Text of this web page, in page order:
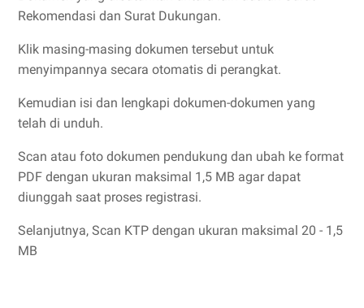
Rekomendasi dan Surat Dukungan.
Klik masing-masing dokumen tersebut untuk
menyimpannya secara otomatis di perangkat.
Kemudian isi dan lengkapi dokumen-dokumen yang
telah di unduh.
Scan atau foto dokumen pendukung dan ubah ke format
PDF dengan ukuran maksimal 1,5 MB agar dapat
diunggah saat proses registrasi.
Selanjutnya, Scan KTP dengan ukuran maksimal 20 - 1,5
MB